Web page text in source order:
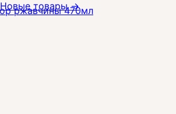
Новые товары→